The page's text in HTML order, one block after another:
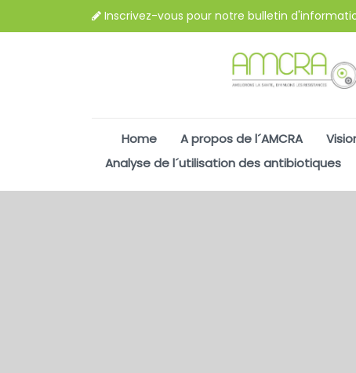
Inscrivez-vous pour notre bulletin
Home A propos de l´AMCRA
Analyse de l´utilisation des antibiotiques